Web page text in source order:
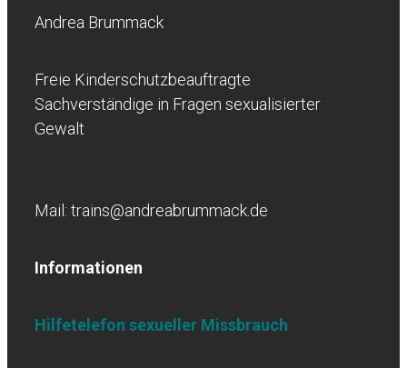
Andrea Brummack
Freie Kinderschutzbeauftragte
Sachverständige in Fragen sexualisierter
Gewalt
Mail: trains@andreabrummack.de
Informationen
Hilfetelefon sexueller Missbrauch